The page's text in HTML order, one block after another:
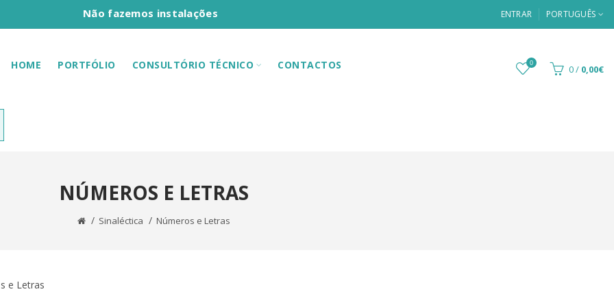
Não fazemos instalações ENTRAR PORTUGUÊS
HOME PORTFÓLIO CONSULTÓRIO TÉCNICO CONTACTOS 0 0/ 0,00€
NÚMEROS E LETRAS
Sinaléctica Números e Letras
e Letras